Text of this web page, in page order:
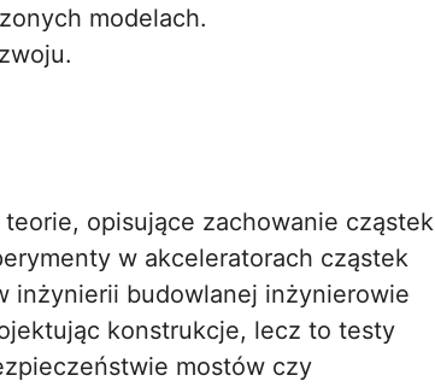
modelach.
opisujące zachowanie cząstek
w akceleratorach cząstek
inżynierii budowlanej inżynierowie
konstrukcje, lecz to testy
mostów czy